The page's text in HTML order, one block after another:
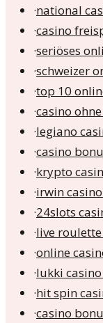
·national
·casino
·seriöses
·schweizer
·top 10
·casino
·legiano
·casino
·krypto
·irwin
·24slots
·live
·online
·lukki
·hit spin
·casino